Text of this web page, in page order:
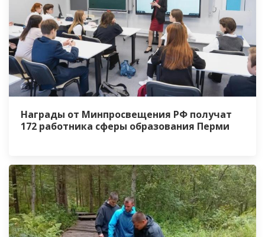
Награды от Минпросвещения РФ получат
172 работника сферы образования Перми